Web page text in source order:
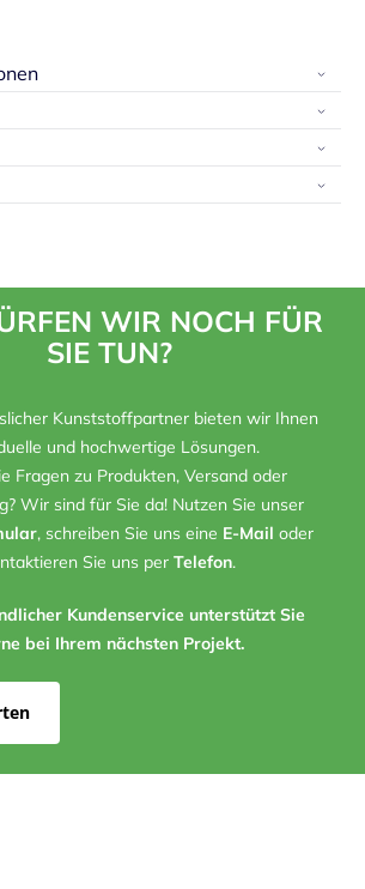
WIR NOCH FÜR
SIE TUN?
Kunststoffpartner bieten wir Ihnen
und hochwertige Lösungen.
Fragen zu Produkten, Versand oder
Wir sind für Sie da! Nutzen Sie unser
, schreiben Sie uns eine E-Mail oder
Sie uns per Telefon.
Kundenservice unterstützt Sie
bei Ihrem nächsten Projekt.